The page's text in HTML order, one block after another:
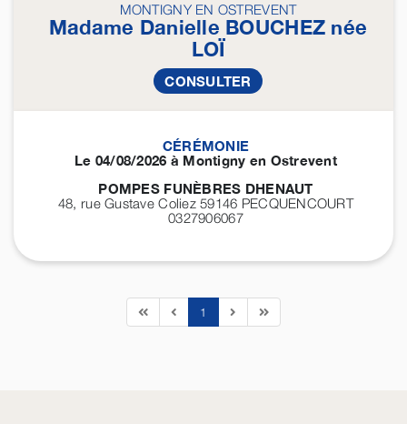
MONTIGNY EN OSTREVENT
Madame Danielle BOUCHEZ née
LOÏ
CONSULTER
CÉRÉMONIE
Le 04/08/2026 à Montigny en Ostrevent
POMPES FUNÈBRES DHENAUT
48, rue Gustave Coliez 59146 PECQUENCOURT
0327906067
1